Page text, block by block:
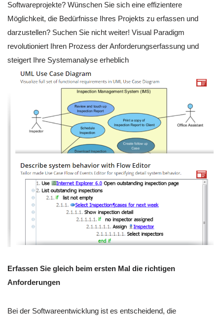
Softwareprojekte? Wünschen Sie sich eine effizientere
Möglichkeit, die Bedürfnisse Ihres Projekts zu erfassen und
darzustellen? Suchen Sie nicht weiter! Visual Paradigm
revolutioniert Ihren Prozess der Anforderungserfassung und
steigert Ihre Systemanalyse erheblich
Erfassen Sie gleich beim ersten Mal die richtigen
Anforderungen
Bei der Softwareentwicklung ist es entscheidend, die